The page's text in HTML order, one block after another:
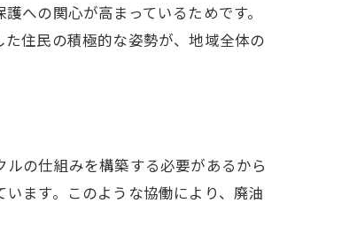
への関心が高まっているためです。
住民の積極的な姿勢が、地域全体の
の仕組みを構築する必要があるから
ます。このような協働により、廃油